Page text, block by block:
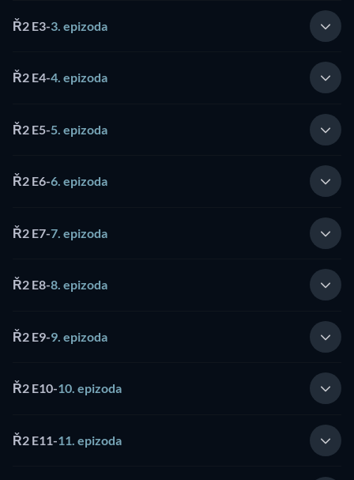
Ř2 E3-3. epizoda
Ř2 E4-4. epizoda
Ř2 E5-5. epizoda
Ř2 E6-6. epizoda
Ř2 E7-7. epizoda
Ř2 E8-8. epizoda
Ř2 E9-9. epizoda
Ř2 E10-10. epizoda
Ř2 E11-11. epizoda